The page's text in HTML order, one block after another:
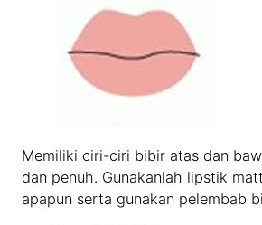
Memiliki ciri-ciri bibir atas dan
dan penuh. Gunakanlah lipstik
apapun serta gunakan pelembab